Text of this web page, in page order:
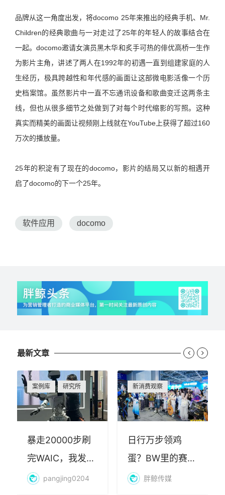
品牌从这一角度出发，将docomo 25年来推出的经典手机、Mr.
Children的经典歌曲与一对走过了25年的年轻人的故事结合在
一起。docomo邀请女演员黑木华和炙手可热的俳优高桥一生作
为影片主角，讲述了两人在1992年的初遇一直到组建家庭的人
生经历，极具跨越性和年代感的画面让这部微电影活像一个历
史档案馆。虽然影片中一直不忘通讯设备和歌曲变迁这两条主
线，但也从很多细节之处做到了对每个时代缩影的写照。这种
真实而精美的画面让视频刚上线就在YouTube上获得了超过160
万次的播放量。
25年的积淀有了现在的docomo，影片的结局又以新的相遇开
启了docomo的下一个25年。
软件应用 docomo
最新文章
案例库 研究所
暴走20000步刷
完WAIC，我发现
AI最赚钱的不是
pangjing0204
新消费观察
日行万步领鸡
蛋？BW里的赛博
朝圣，藏着品牌
胖鲸传媒
 